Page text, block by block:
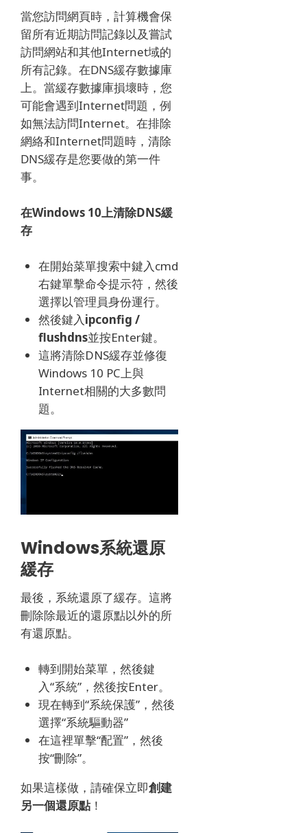
當您訪問網頁時，計算機會保
留所有近期訪問記錄以及嘗試
訪問網站和其他Internet域的
所有記錄。 在DNS緩存數據庫
上。 當緩存數據庫損壞時，您
可能會遇到Internet問題，例
如無法訪問Internet。 在排除
網絡和Internet問題時，清除
DNS緩存是您要做的第一件
事。
在Windows 10上清除DNS緩
存
在開始菜單搜索中鍵入cmd
右鍵單擊命令提示符，然後
選擇以管理員身份運行。
然後鍵入ipconfig /
flushdns並按Enter鍵。
這將清除DNS緩存並修復
Windows 10 PC上與
Internet相關的大多數問
題。
Windows系統還原
緩存
最後，系統還原了緩存。 這將
刪除除最近的還原點以外的所
有還原點。
轉到開始菜單，然後鍵
入“系統”，然後按Enter。
現在轉到“系統保護”，然後
選擇“系統驅動器”
在這裡單擊“配置”，然後
按“刪除”。
如果這樣做，請確保立即創建
另一個還原點 ！